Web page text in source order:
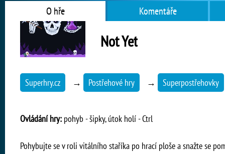
O hře Komentáře
Not Yet
Superhry.cz → Postřehové hry → Superpostřehovky
Ovládání hry: pohyb - šipky, útok holí - Ctrl
Pohybujte se v roli vitálního staříka po hrací ploše a snažte se